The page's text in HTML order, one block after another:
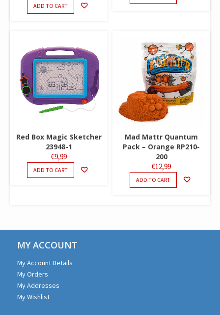
ADD TO CART
Red Box Magic Sketcher
23948-1
€9,99
ADD TO CART
Mad Mattr Quantum
Pack – Orange RP210-
200
€12,99
ADD TO CART
MY ACCOUNT
My Account Details
My Orders
My Addresses
My Wishlist